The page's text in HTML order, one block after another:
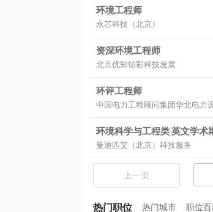
环境工程师
永芯科技（北京）
资深环境工程师
北京优知铂彩科技发展
环评工程师
中国电力工程顾问集团华北电力
环境科学与工程类 英文学术
曼迪匹艾（北京）科技服务
上一页
热门职位 热门城市 职位